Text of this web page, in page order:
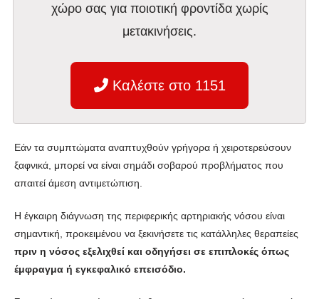
χώρο σας για ποιοτική φροντίδα χωρίς
μετακινήσεις.
Καλέστε στο 1151
Εάν τα συμπτώματα αναπτυχθούν γρήγορα ή χειροτερεύσουν
ξαφνικά, μπορεί να είναι σημάδι σοβαρού προβλήματος που
απαιτεί άμεση αντιμετώπιση.
Η έγκαιρη διάγνωση της περιφερικής αρτηριακής νόσου είναι
σημαντική, προκειμένου να ξεκινήσετε τις κατάλληλες θεραπείες
πριν η νόσος εξελιχθεί και οδηγήσει σε επιπλοκές όπως
έμφραγμα ή εγκεφαλικό επεισόδιο.